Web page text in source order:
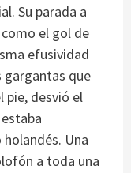
Su parada a
el gol de
efusividad
gargantas que
pie, desvió el
Una
a toda una